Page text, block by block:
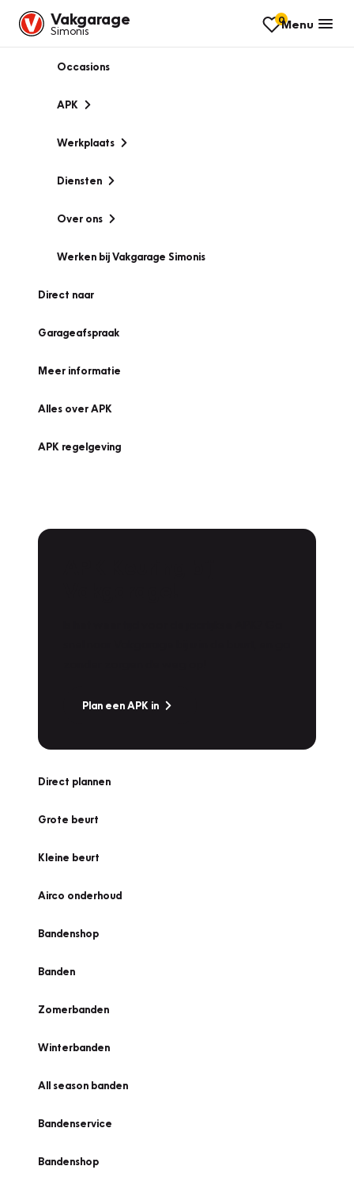
Vakgarage
Simonis
0Menu
Occasions
APK
Werkplaats
Diensten
Over ons
Werken bij Vakgarage Simonis
Direct naar
Garageafspraak
Meer informatie
Alles over APK
APK regelgeving
Plan een APK in
Direct plannen
Grote beurt
Kleine beurt
Airco onderhoud
Bandenshop
Banden
Zomerbanden
Winterbanden
All season banden
Bandenservice
Bandenshop